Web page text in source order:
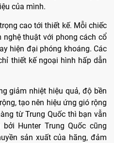
của mình.
cao tới thiết kế. Mỗi chiếc
thuật với phong cách cổ
hiện đại phóng khoáng. Các
thiết kế ngoại hình hấp dẫn
giảm nhiệt hiệu quả, độ bền
tạo nên hiệu ứng gió rộng
từ Trung Quốc thì bạn vẫn
Hunter Trung Quốc cũng
sản xuất của hãng, đảm